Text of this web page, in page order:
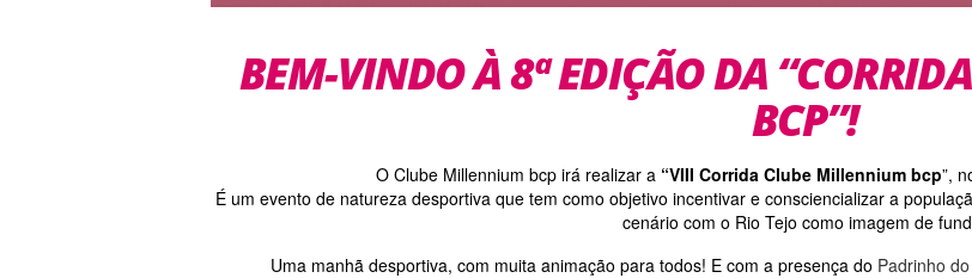
BEM-VINDO À 8ª EDIÇÃO DA
BCP”!
O Clube Millennium bcp irá realizar a “VIII Corrida Clube Millennium bcp”,
É um evento de natureza desportiva que tem como objetivo incentivar e consciencializar a
cenário com o Rio Tejo como imagem de
Uma manhã desportiva, com muita animação para todos! E com a presença do Padrinho